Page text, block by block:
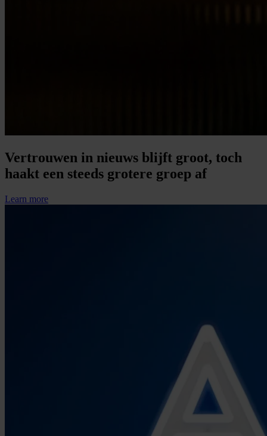
Vertrouwen in nieuws blijft groot, toch
haakt een steeds grotere groep af
Learn more